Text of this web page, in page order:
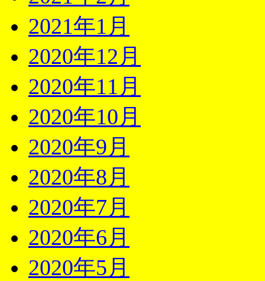
2021年1月
2020年12月
2020年11月
2020年10月
2020年9月
2020年8月
2020年7月
2020年6月
2020年5月